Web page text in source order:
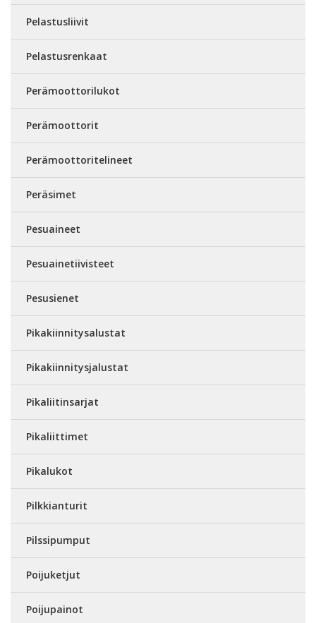
Pelastusliivit
Pelastusrenkaat
Perämoottorilukot
Perämoottorit
Perämoottoritelineet
Peräsimet
Pesuaineet
Pesuainetiivisteet
Pesusienet
Pikakiinnitysalustat
Pikakiinnitysjalustat
Pikaliitinsarjat
Pikaliittimet
Pikalukot
Pilkkianturit
Pilssipumput
Poijuketjut
Poijupainot